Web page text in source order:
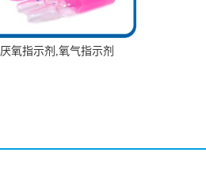
厌氧指示剂,氧气指示剂